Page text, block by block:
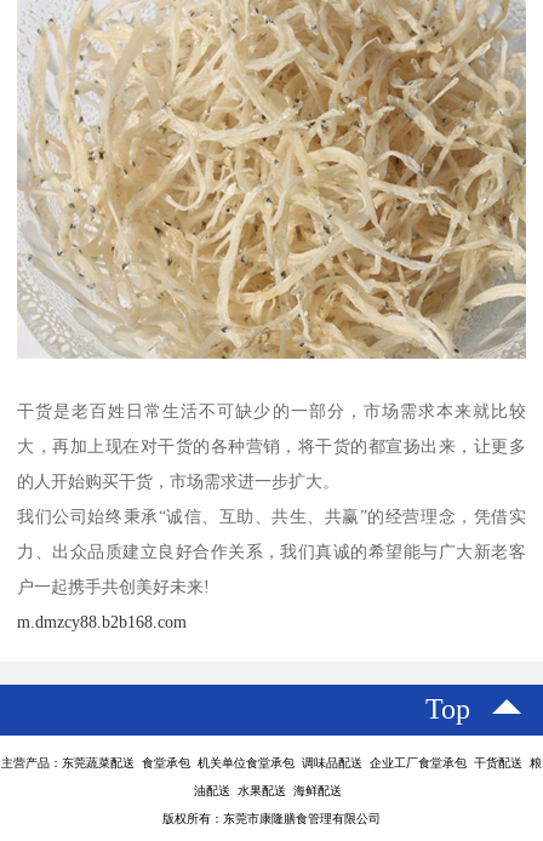
干货是老百姓日常生活不可缺少的一部分，市场需求本来就比较
大，再加上现在对干货的各种营销，将干货的都宣扬出来，让更多
的人开始购买干货，市场需求进一步扩大。
我们公司始终秉承“诚信、互助、共生、共赢”的经营理念，凭借实
力、出众品质建立良好合作关系，我们真诚的希望能与广大新老客
户一起携手共创美好未来!
m.dmzcy88.b2b168.com
Top
主营产品：东莞蔬菜配送 食堂承包 机关单位食堂承包 调味品配送 企业工厂食堂承包 干货配送 粮
油配送 水果配送 海鲜配送
版权所有：东莞市康隆膳食管理有限公司